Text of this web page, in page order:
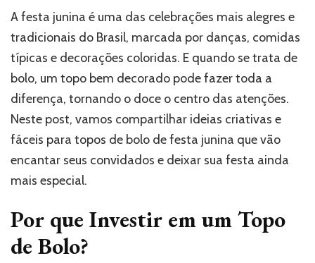
A festa junina é uma das celebrações mais alegres e
tradicionais do Brasil, marcada por danças, comidas
típicas e decorações coloridas. E quando se trata de
bolo, um topo bem decorado pode fazer toda a
diferença, tornando o doce o centro das atenções.
Neste post, vamos compartilhar ideias criativas e
fáceis para topos de bolo de festa junina que vão
encantar seus convidados e deixar sua festa ainda
mais especial.
Por que Investir em um Topo
de Bolo?